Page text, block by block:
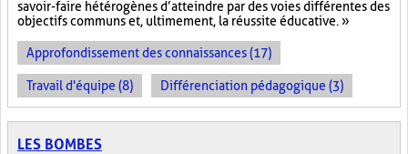
savoir-faire hétérogènes d’atteindre par des voies différentes des
objectifs communs et, ultimement, la réussite éducative. »
Approfondissement des connaissances (17)
Travail d'équipe (8) Différenciation pédagogique (3)
LES BOMBES